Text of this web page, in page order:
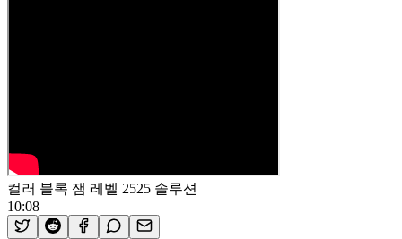
컬러 블록 잼 레벨 2525 솔루션
10:08